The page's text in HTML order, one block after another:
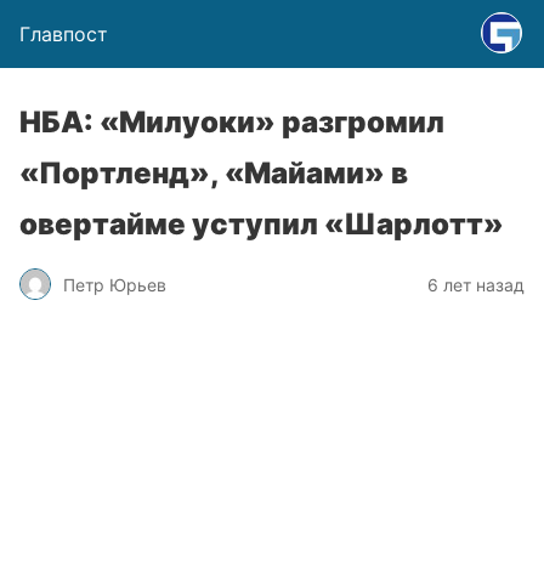
Главпост
НБА: «Милуоки» разгромил
«Портленд», «Майами» в
овертайме уступил «Шарлотт»
Петр Юрьев 6 лет назад